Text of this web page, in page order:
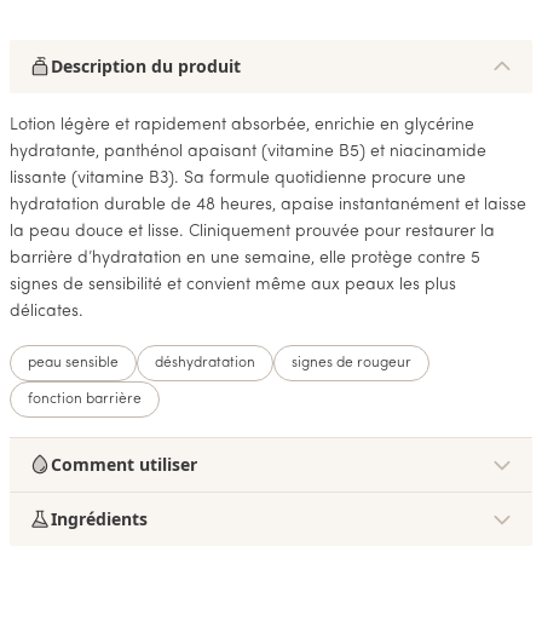
Description du produit
Lotion légère et rapidement absorbée, enrichie en glycérine
hydratante, panthénol apaisant (vitamine B5) et niacinamide
lissante (vitamine B3). Sa formule quotidienne procure une
hydratation durable de 48 heures, apaise instantanément et laisse
la peau douce et lisse. Cliniquement prouvée pour restaurer la
barrière d’hydratation en une semaine, elle protège contre 5
signes de sensibilité et convient même aux peaux les plus
délicates.
peau sensible déshydratation signes de rougeur
fonction barrière
Comment utiliser
Ingrédients